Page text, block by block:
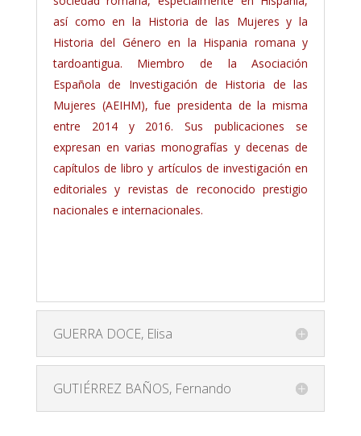
así como en la Historia de las Mujeres y la
Historia del Género en la Hispania romana y
tardoantigua. Miembro de la Asociación
Española de Investigación de Historia de las
Mujeres (AEIHM), fue presidenta de la misma
entre 2014 y 2016. Sus publicaciones se
expresan en varias monografías y decenas de
capítulos de libro y artículos de investigación en
editoriales y revistas de reconocido prestigio
nacionales e internacionales.
GUERRA DOCE, Elisa
GUTIÉRREZ BAÑOS, Fernando